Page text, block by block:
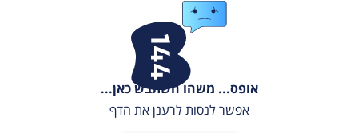
אופס... משהו השתבש כאן...
אפשר לנסות לרענן את הדף